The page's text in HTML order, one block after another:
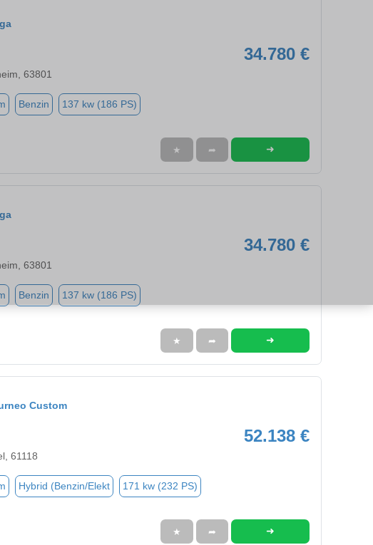
34.780 €
63801
Benzin 137 kw (186 PS)
★ ➦ ➜
34.780 €
63801
Benzin 137 kw (186 PS)
★ ➦ ➜
Custom
52.138 €
61118
Hybrid (Benzin/Elekt 171 kw (232 PS)
★ ➦ ➜